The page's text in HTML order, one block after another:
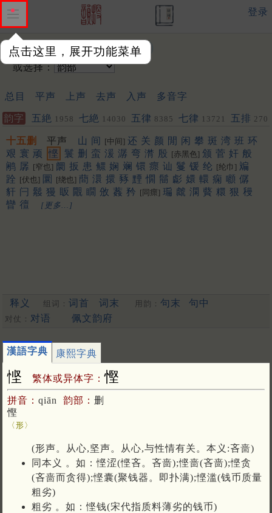
点击这里，展开功能菜单
登录
输入韵字：
或选择：
总目 平声 上声 去声 入声 多音字
韵字 五絶 1958 七絶 14030 五律 8385 七律 13721 五排 270
十五删 平声 山 间 [中间] 还 关 颜 閒 闲 攀 斑 湾 班 环
艰 寰 顽 悭 鬟 删 蛮 湲 潺 弯 潸 殷 [赤黑色] 颁 菅 奸 般
鹇 孱 [窄也] 阛 扳 患 鳏 娴 斓 镮 瘝 讪 鬘 锾 纶 [纶巾] 斒
跧 [伏也] 圜 [绕也] 蕳 澴 擐 豩 黫 憪 鬝 虨 嬛 轘 痫 㘖 僝
豻 闩 䰉 獌 眅 覵 瞯 攽 葌 矜 [同瘝] 㻞 虤 澖 藖 糫 狠 䅼
矕 㣶 [更多…]
释义 组词： 词首 词末 用韵： 句末 句中
对仗： 对语 佩文韵府
漢語字典 康熙字典
悭 繁体或异体字：慳
拼音： qiān 韵部： 删
慳
〈形〉
(形声。从心,坚声。从心,与性情有关。本义:吝啬)
同本义 。如：悭涩(悭吝。吝啬);悭啬(吝啬);悭贪
(吝啬而贪得);悭囊(聚钱器。即扑满);悭滥(钱币质量
粗劣)
粗劣 。如：悭钱(宋代指质料薄劣的钱币)